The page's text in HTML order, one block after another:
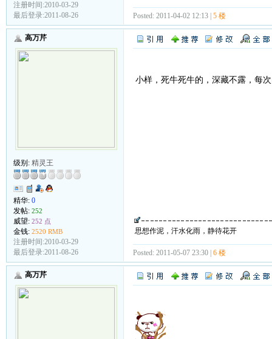
注册时间:2010-03-29
最后登录:2011-08-26
Posted: 2011-04-02 12:13 | 5 楼
高万芹
级别: 精灵王
精华: 0
发帖: 252
威望: 252 点
金钱: 2520 RMB
注册时间:2010-03-29
最后登录:2011-08-26
小样，死牛死牛的，深藏不露，每
思想作泥，汗水化雨，静待花开
Posted: 2011-05-07 23:30 | 6 楼
高万芹